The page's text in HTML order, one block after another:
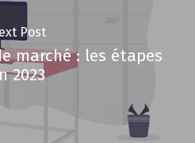
Post
marché : les étapes
2023